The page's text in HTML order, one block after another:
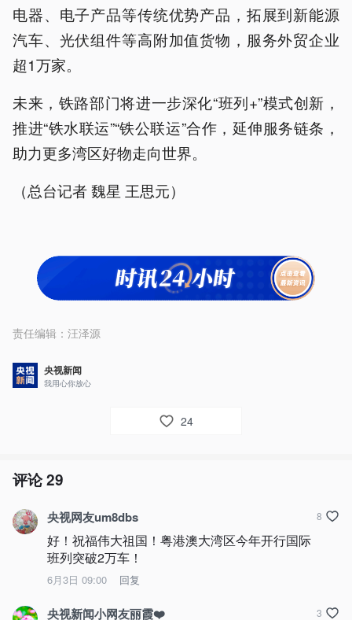
电器、电子产品等传统优势产品，拓展到新能源
汽车、光伏组件等高附加值货物，服务外贸企业
超1万家。
未来，铁路部门将进一步深化“班列+”模式创新，
推进“铁水联运”“铁公联运”合作，延伸服务链条，
助力更多湾区好物走向世界。
（总台记者 魏星 王思元）
责任编辑： 汪泽源
央视新闻
我用心你放心
24
评论29
央视网友um8dbs
好！祝福伟大祖国！粤港澳大湾区今年开行国际
班列突破2万车！
6月3日 09:00 回复
8
央视新闻小网友丽霞❤️ 3